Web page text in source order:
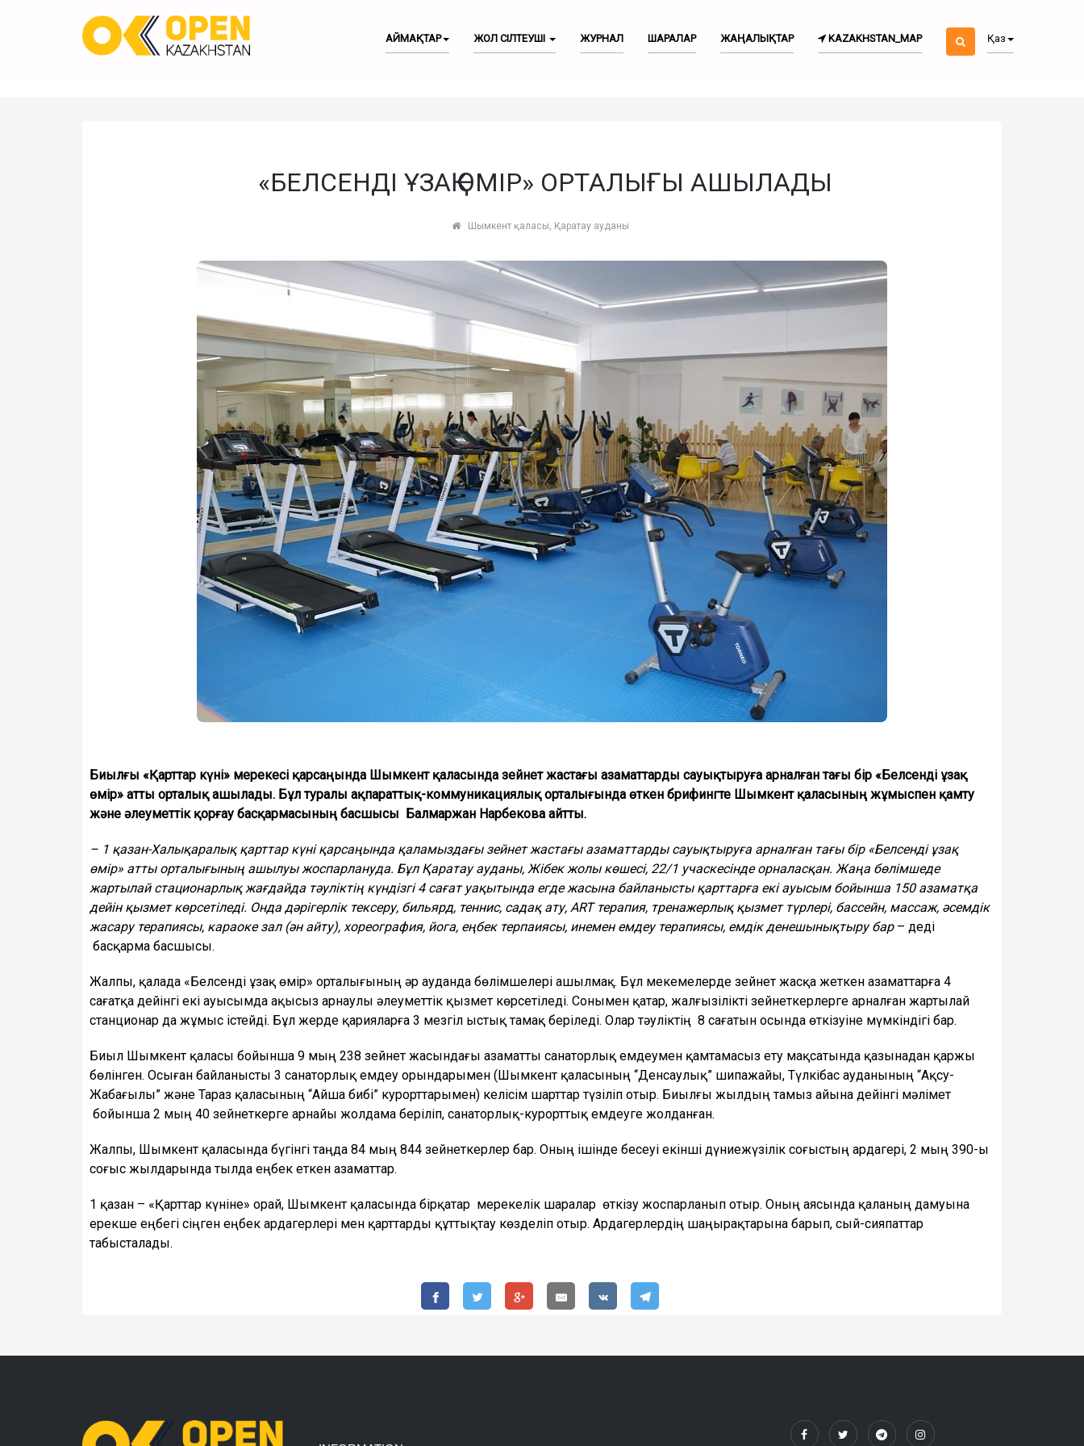
АЙМАҚТАР ЖОЛ СІЛТЕУШІ ЖУРНАЛ ШАРАЛАР ЖАҢАЛЫҚТАР KAZAKHSTAN_MAP Қаз
«БЕЛСЕНДІ ҰЗАҚ ӨМІР» ОРТАЛЫҒЫ АШЫЛАДЫ
Шымкент қаласы, Қаратау ауданы
Биылғы «Қарттар күні» мерекесі қарсаңында Шымкент қаласында зейнет жастағы азаматтарды сауықтыруға арналған тағы бір «Белсенді ұзақ
өмір» атты орталық ашылады. Бұл туралы ақпараттық-коммуникациялық орталығында өткен брифингте Шымкент қаласының жұмыспен қамту
және әлеуметтік қорғау басқармасының басшысы Балмаржан Нарбекова айтты.
– 1 қазан-Халықаралық қарттар күні қарсаңында қаламыздағы зейнет жастағы азаматтарды сауықтыруға арналған тағы бір «Белсенді ұзақ
өмір» атты орталығының ашылуы жоспарлануда. Бұл Қаратау ауданы, Жібек жолы көшесі, 22/1 учаскесінде орналасқан. Жаңа бөлімшеде
жартылай стационарлық жағдайда тәуліктің күндізгі 4 сағат уақытында егде жасына байланысты қарттарға екі ауысым бойынша 150 азаматқа
дейін қызмет көрсетіледі. Онда дәрігерлік тексеру, бильярд, теннис, садақ ату, ART терапия, тренажерлық қызмет түрлері, бассейн, массаж, әсемдік
жасару терапиясы, караоке зал (ән айту), хореография, йога, еңбек терпаиясы, инемен емдеу терапиясы, емдік денешынықтыру бар– деді
басқарма басшысы.
Жалпы, қалада «Белсенді ұзақ өмір» орталығының әр ауданда бөлімшелері ашылмақ. Бұл мекемелерде зейнет жасқа жеткен азаматтарға 4
сағатқа дейінгі екі ауысымда ақысыз арнаулы әлеуметтік қызмет көрсетіледі. Сонымен қатар, жалғызілікті зейнеткерлерге арналған жартылай
станционар да жұмыс істейді. Бұл жерде қарияларға 3 мезгіл ыстық тамақ беріледі. Олар тәуліктің 8 сағатын осында өткізуіне мүмкіндігі бар.
Биыл Шымкент қаласы бойынша 9 мың 238 зейнет жасындағы азаматты санаторлық емдеумен қамтамасыз ету мақсатында қазынадан қаржы
бөлінген. Осыған байланысты 3 санаторлық емдеу орындарымен (Шымкент қаласының “Денсаулық” шипажайы, Түлкібас ауданының “Ақсу-
Жабағылы” және Тараз қаласының “Айша бибі” курорттарымен) келісім шарттар түзіліп отыр. Биылғы жылдың тамыз айына дейінгі мәлімет
бойынша 2 мың 40 зейнеткерге арнайы жолдама беріліп, санаторлық-курорттық емдеуге жолданған.
Жалпы, Шымкент қаласында бүгінгі таңда 84 мың 844 зейнеткерлер бар. Оның ішінде бесеуі екінші дүниежүзілік соғыстың ардагері, 2 мың 390-ы
соғыс жылдарында тылда еңбек еткен азаматтар.
1 қазан – «Қарттар күніне» орай, Шымкент қаласында бірқатар мерекелік шаралар өткізу жоспарланып отыр. Оның аясында қаланың дамуына
ерекше еңбегі сіңген еңбек ардагерлері мен қарттарды құттықтау көзделіп отыр. Ардагерлердің шаңырақтарына барып, сый-сияпаттар
табысталады.